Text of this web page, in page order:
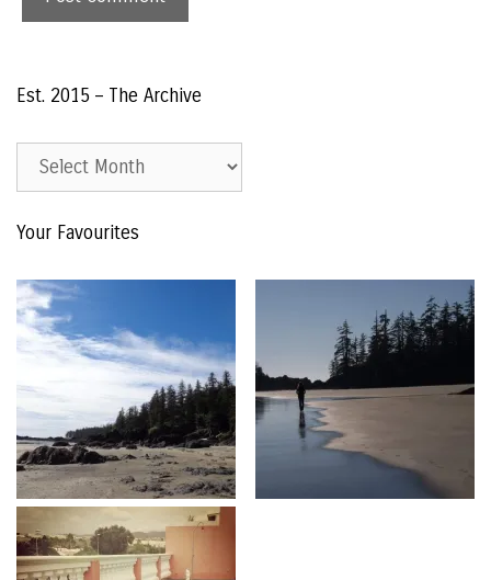
Est. 2015 – The Archive
Est.
The
Your Favourites